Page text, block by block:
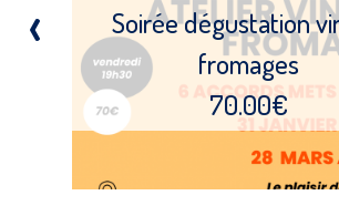
Soirée dégustation
fromages
70.00€
‹